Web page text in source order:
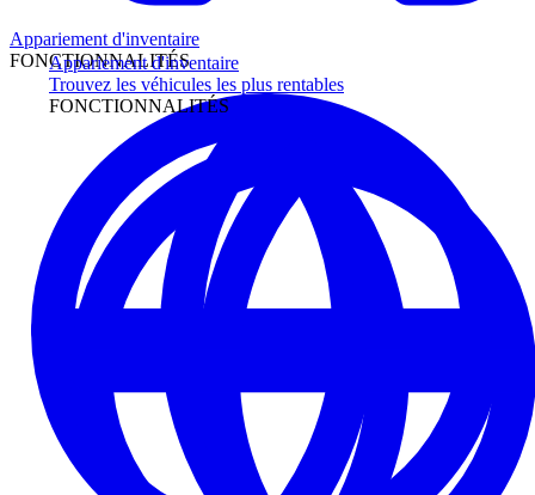
Appariement d'inventaire
Trouvez les véhicules les plus rentables
FONCTIONNALITÉS
Appariement d'inventaire
FONCTIONNALITÉS